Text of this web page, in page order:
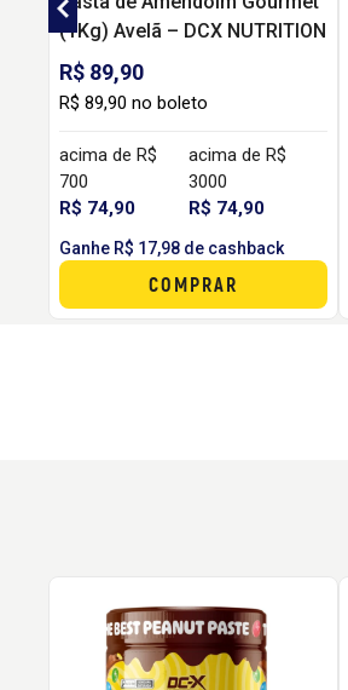
(1Kg) Avelã – DCX NUTRITION
R$ 89,90
R$ 89,90 no boleto
acima de R$
700
R$ 74,90
acima de R$
3000
R$ 74,90
Ganhe R$ 17,98 de cashback
COMPRAR